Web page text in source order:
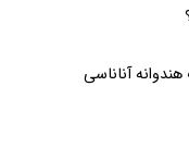
آناناسی